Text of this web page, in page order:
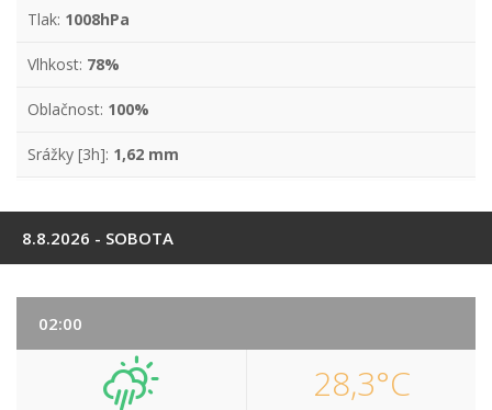
Tlak: 1008hPa
Vlhkost: 78%
Oblačnost: 100%
Srážky [3h]: 1,62 mm
8.8.2026 - SOBOTA
02:00
28,3°C